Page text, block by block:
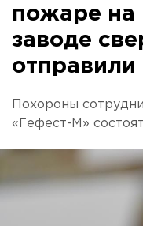
пожаре на
заводе
отправили
Похороны
«Гефест-М»